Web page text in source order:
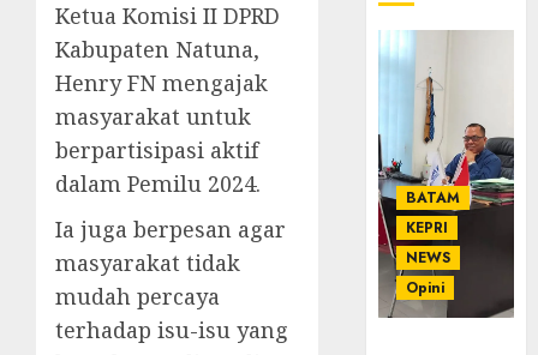
Ketua Komisi II DPRD
Kabupaten Natuna,
Henry FN mengajak
masyarakat untuk
berpartisipasi aktif
dalam Pemilu 2024.
Ia juga berpesan agar
masyarakat tidak
mudah percaya
terhadap isu-isu yang
BATAM
KEPRI
NEWS
Opini